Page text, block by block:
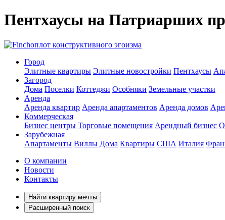
Пентхаусы на Патриарших
оплот конструктивного эгоизма
Город
Элитные квартиры Элитные новостройки Пентхаусы
Загород
Дома Поселки Коттеджи Особняки Земельные участки
Аренда
Аренда квартир Аренда апартаментов Аренда домов
Коммерческая
Бизнес центры Торговые помещения Арендный бизнес
Зарубежная
Апартаменты Виллы Дома Квартиры США Италия
О компании
Новости
Контакты
Найти квартиру мечты
Расширенный поиск